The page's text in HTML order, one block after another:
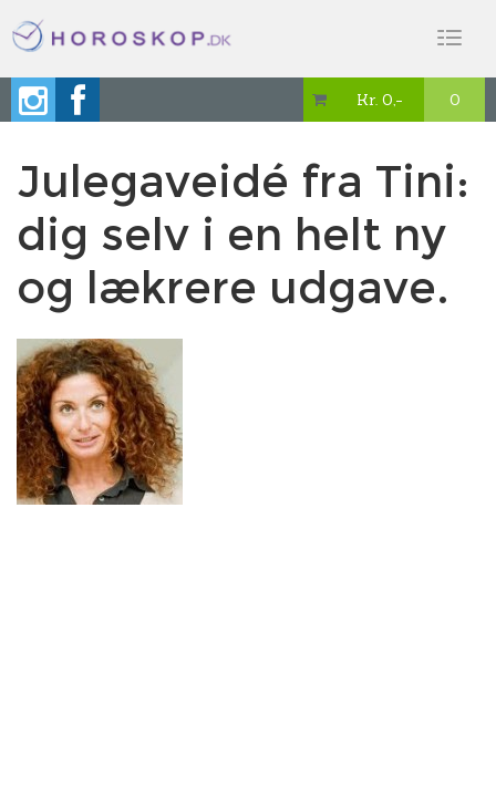
 Kr. 0,- 0
Julegaveidé fra Tini:
dig selv i en helt ny
og lækrere udgave.